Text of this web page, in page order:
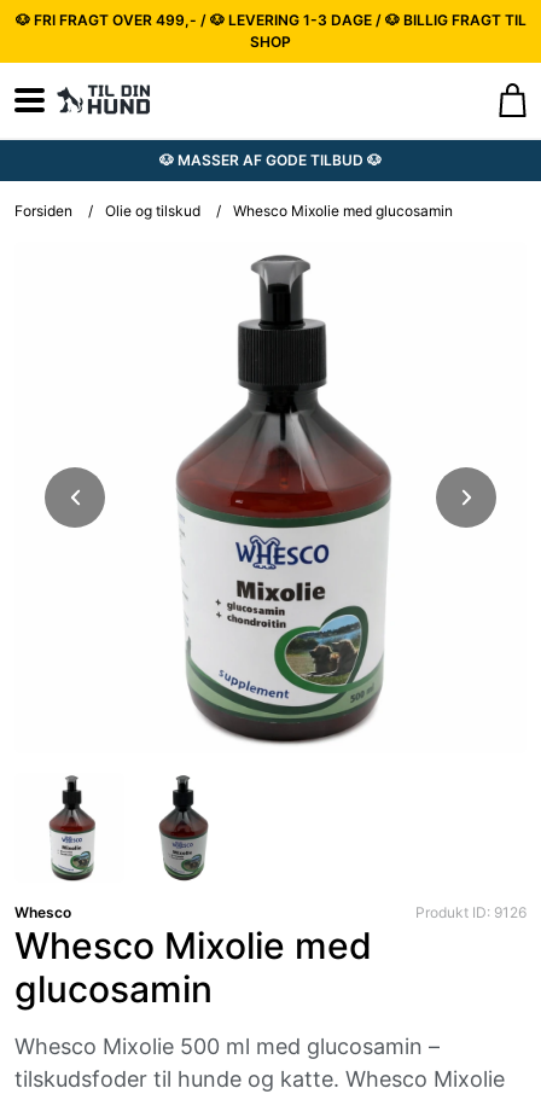
🐶 FRI FRAGT OVER 499,- / 🐶 LEVERING 1-3 DAGE / 🐶 BILLIG FRAGT TIL
SHOP
🐶 MASSER AF GODE TILBUD 🐶
Forsiden / Olie og tilskud / Whesco Mixolie med glucosamin
Whesco Produkt ID: 9126
Whesco Mixolie med
glucosamin
Whesco Mixolie 500 ml med glucosamin –
tilskudsfoder til hunde og katte. Whesco Mixolie